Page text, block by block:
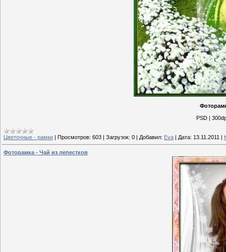
PSD |
Цветочные - рамки | Просмотров: 603 | Загрузок: 0 | Добавил: Eva | Дата: 13.11.2011 |
Фоторамка - Чай из лепестков